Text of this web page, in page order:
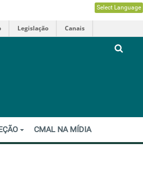
Select Language
Legislação Canais
CMAL NA MÍDIA